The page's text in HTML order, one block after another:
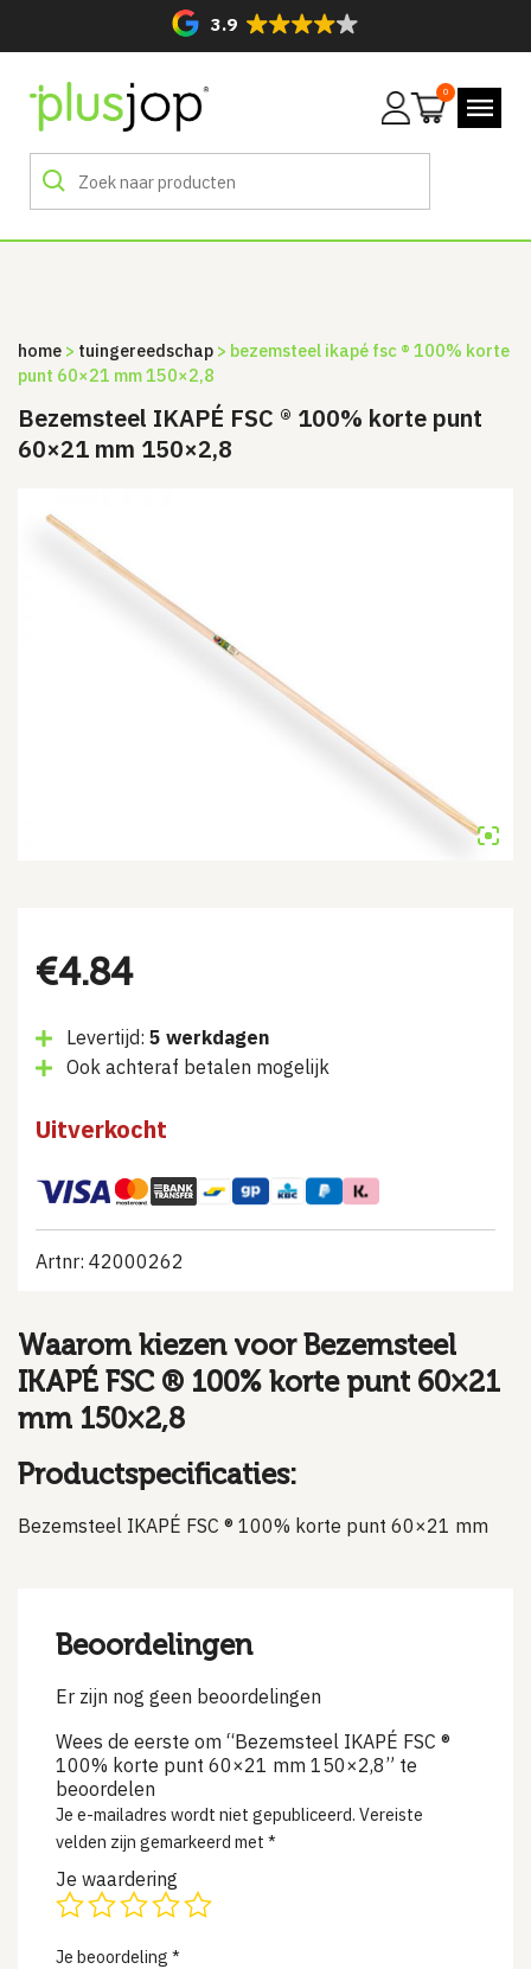
3.9
Mijn
0
home > tuingereedschap > bezemsteel ikapé fsc ® 100% korte
punt 60×21 mm 150×2,8
Bezemsteel IKAPÉ FSC ® 100% korte punt
60×21 mm 150×2,8
€4.84
Levertijd: 5 werkdagen
Ook achteraf betalen mogelijk
Uitverkocht
Artnr: 42000262
Waarom kiezen voor Bezemsteel
IKAPÉ FSC ® 100% korte punt 60×21
mm 150×2,8
Productspecificaties:
Bezemsteel IKAPÉ FSC ® 100% korte punt 60×21 mm
Beoordelingen
Er zijn nog geen beoordelingen
Wees de eerste om “Bezemsteel IKAPÉ FSC ®
100% korte punt 60×21 mm 150×2,8” te
beoordelen
Je e-mailadres wordt niet gepubliceerd. Vereiste
velden zijn gemarkeerd met *
Je waardering
Je beoordeling *